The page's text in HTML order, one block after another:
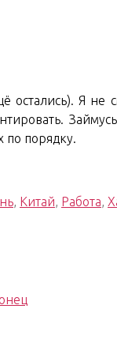
остались). Я
порядку.
, Китай, Работа,